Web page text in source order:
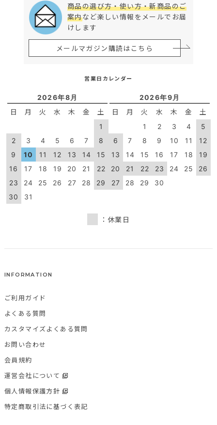
商品の選び方・使い方・新商品のご
案内など楽しい情報をメールでお届
けします
メールマガジン購読はこちら
営業日カレンダー
2026年8月
日 月 火 水 木 金 土
1
2
3 4 5 6 7
8
9
10 11 12 13 14
15
16
17 18 19 20 21
22
23
24 25 26 27 28
29
30
31
2026年9月
日 月 火 水 木 金 土
1 2 3 4
5
6
7 8 9 10 11
12
13
14 15 16 17 18
19
20
21 22 23 24 25
26
27
28 29 30
：休業日
INFORMATION
ご利用ガイド
よくある質問
カスタマイズよくある質問
お問い合わせ
会員規約
運営会社について
個人情報保護方針
特定商取引法に基づく表記